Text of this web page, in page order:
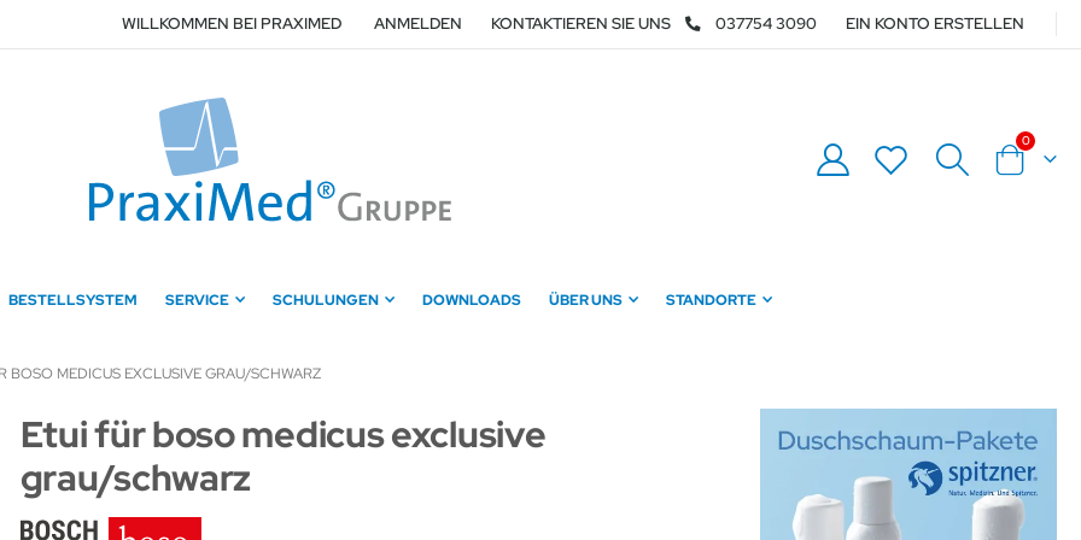
WILLKOMMEN BEI PRAXIMED ANMELDEN KONTAKTIEREN SIE UNS 037754 3090 EIN KONTO ERSTELLEN
Warenkorb
0Artikel
BESTELLSYSTEM SERVICE SCHULUNGEN DOWNLOADS ÜBER UNS STANDORTE
BOSO MEDICUS EXCLUSIVE GRAU/SCHWARZ
Zum
Anfang
der
Bildergalerie
springen
Etui für boso medicus exclusive
grau/schwarz